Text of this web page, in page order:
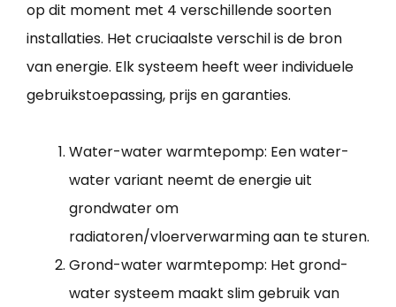
op dit moment met 4 verschillende soorten
installaties. Het cruciaalste verschil is de bron
van energie. Elk systeem heeft weer individuele
gebruikstoepassing, prijs en garanties.
Water-water warmtepomp: Een water-
water variant neemt de energie uit
grondwater om
radiatoren/vloerverwarming aan te sturen.
Grond-water warmtepomp: Het grond-
water systeem maakt slim gebruik van